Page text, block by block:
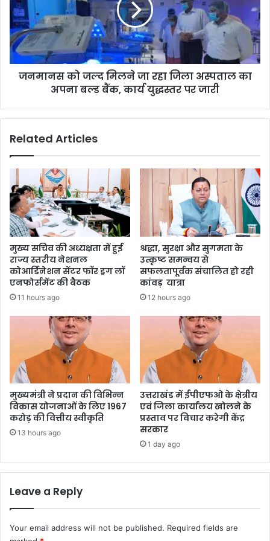
जनमानस को जल्द मिलने जा रहा जिला अस्पताल का
अपना बल्ड बैंक, कार्य युद्धस्तर पर जारी
Related Articles
मुख्य सचिव की अध्यक्षता में हुई
राज्य स्तरीय नेशनल
कोआर्डिनेशन सेंटर फॉर ड्रग लॉ
एनफोर्समेंट की बैठक
11 hours ago
श्रद्धा, सुरक्षा और सुगमता के
उत्कृष्ट समन्वय से
सफलतापूर्वक संचालित हो रही
कांवड़ यात्रा
12 hours ago
मुख्यमंत्री ने प्रदान की विभिन्न
विकास योजनाओं के लिए 1967
करोड़ की वित्तीय स्वीकृति
13 hours ago
उत्तराखंड में ईपीएफओ के क्षेत्रीय
एवं जिला कार्यालय खोलने के
प्रस्ताव पर विचार करेगी केंद्र
सरकार
1 day ago
Leave a Reply
Your email address will not be published. Required fields are